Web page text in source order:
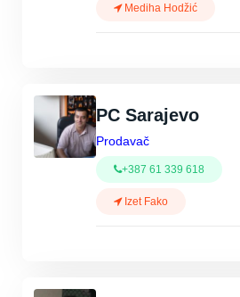
Mediha Hodžić
PC Sarajevo
Prodavač
+387 61 339 618
Izet Fako